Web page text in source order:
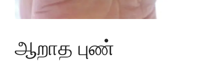
ஆறாத புண்